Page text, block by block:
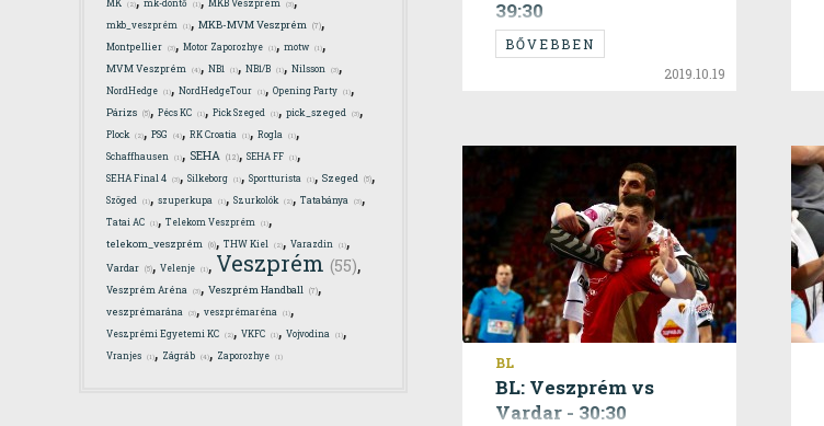
39:30
BŐVEBBEN
2019.10.19
BL
BL: Veszprém vs
Vardar - 30:30
MK (2) mk-döntő (1) MKB Veszprém (3)
mkb_veszprém (1), MKB-MVM Veszprém (7),
Montpellier (3), Motor Zaporozhye (1), motw (1),
MVM Veszprém (4), NB1 (1), NB1/B (1), Nilsson (3),
NordHedge (1), NordHedgeTour (1), Opening Party (1),
Párizs (5), Pécs KC (1), Pick Szeged (1), pick_szeged (3),
Plock (2), PSG (4), RK Croatia (1), Rogla (1),
Schaffhausen (1), SEHA (12), SEHA FF (1),
SEHA Final 4 (3), Silkeborg (1), Sportturista (1), Szeged (5),
Szöged (1), szuperkupa (1), Szurkolók (2), Tatabánya (3),
Tatai AC (1), Telekom Veszprém (1),
telekom_veszprém (6), THW Kiel (2), Varazdin (1),
Vardar (5), Velenje (1), Veszprém (55),
Veszprém Aréna (3), Veszprém Handball (7),
veszprémarána (3), veszprémaréna (1),
Veszprémi Egyetemi KC (2), VKFC (1), Vojvodina (1),
Vranjes (1), Zágráb (4), Zaporozhye (1)